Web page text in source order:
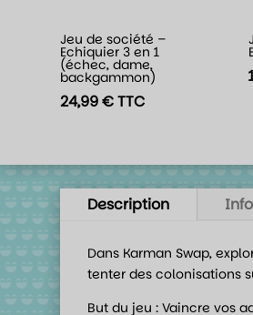
Jeu de société –
Echiquier 3 en 1
(échec, dame,
backgammon)
24,99€TTC
Description
Dans Karman Swap,
tenter des colonisations
But du jeu : Vaincre vos